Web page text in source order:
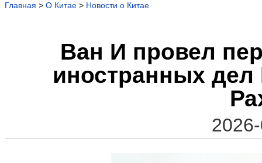
Главная > О Китае > Новости о Китае
Ван И провел
иностранных